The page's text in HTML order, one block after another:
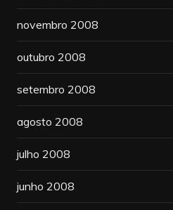
novembro 2008
outubro 2008
setembro 2008
agosto 2008
julho 2008
junho 2008